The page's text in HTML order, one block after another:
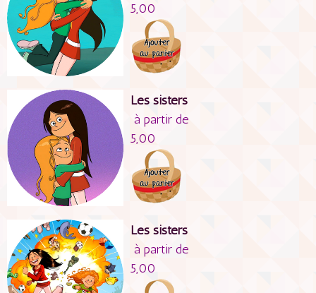
5,00
Les sisters
à partir de
5,00
Les sisters
à partir de
5,00